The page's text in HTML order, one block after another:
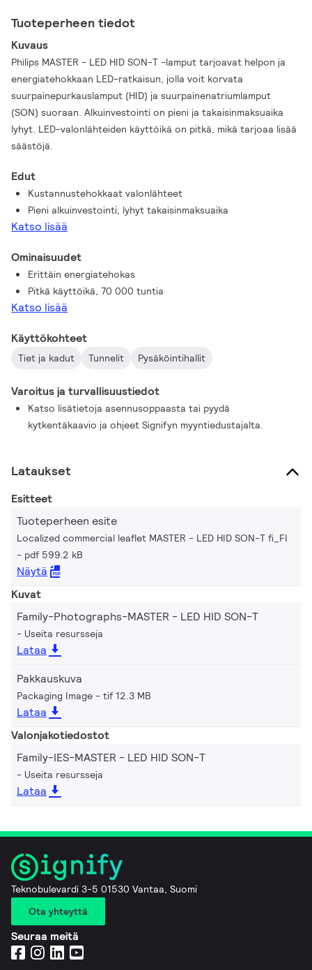
Tuoteperheen tiedot
Kuvaus
Philips MASTER - LED HID SON-T -lamput tarjoavat helpon ja
energiatehokkaan LED-ratkaisun, jolla voit korvata
suurpainepurkauslamput (HID) ja suurpainenatriumlamput
(SON) suoraan. Alkuinvestointi on pieni ja takaisinmaksuaika
lyhyt. LED-valonlähteiden käyttöikä on pitkä, mikä tarjoaa lisää
säästöjä.
Edut
Kustannustehokkaat valonlähteet
Pieni alkuinvestointi, lyhyt takaisinmaksuaika
Katso lisää
Ominaisuudet
Erittäin energiatehokas
Pitkä käyttöikä, 70 000 tuntia
Katso lisää
Käyttökohteet
Tiet ja kadut Tunnelit Pysäköintihallit
Varoitus ja turvallisuustiedot
Katso lisätietoja asennusoppaasta tai pyydä
kytkentäkaavio ja ohjeet Signifyn myyntiedustajalta.
Lataukset
Esitteet
Tuoteperheen esite
Localized commercial leaflet MASTER - LED HID SON-T fi_FI
pdf 599.2 kB
Näytä
Kuvat
Family-Photographs-MASTER - LED HID SON-T
Useita resursseja
Lataa
Pakkauskuva
Packaging Image tif 12.3 MB
Lataa
Valonjakotiedostot
Family-IES-MASTER - LED HID SON-T
Useita resursseja
Lataa
Teknobulevardi 3-5 01530 Vantaa, Suomi
Ota yhteyttä
Seuraa meitä